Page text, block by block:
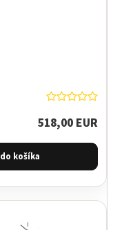
518,00 EUR